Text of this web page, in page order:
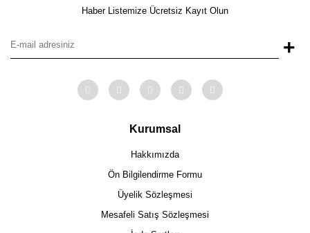
Haber Listemize Ücretsiz Kayıt Olun
+
Kurumsal
Hakkımızda
Ön Bilgilendirme Formu
Üyelik Sözleşmesi
Mesafeli Satış Sözleşmesi